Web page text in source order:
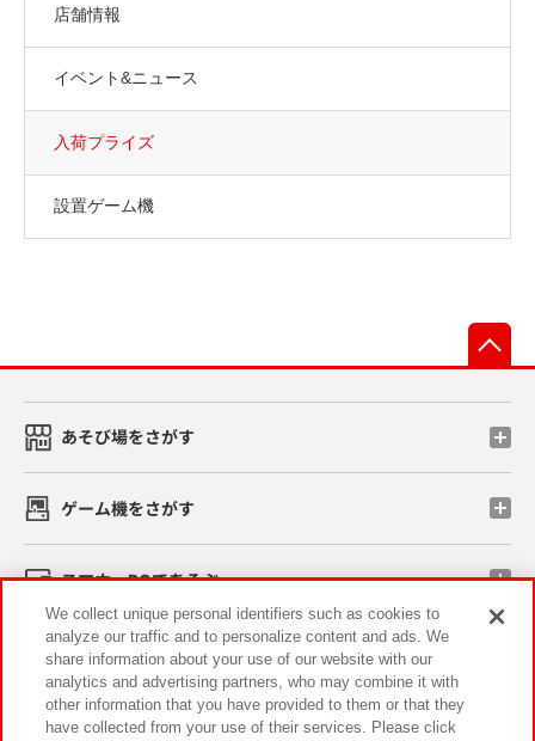
店舗情報
イベント&ニュース
入荷プライズ
設置ゲーム機
あそび場をさがす
ゲーム機をさがす
スマホ・PCであそぶ
イベント・キャンペーン
We collect unique personal identifiers such as cookies to
analyze our traffic and to personalize content and ads. We
share information about your use of our website with our
analytics and advertising partners, who may combine it with
other information that you have provided to them or that they
have collected from your use of their services. Please click